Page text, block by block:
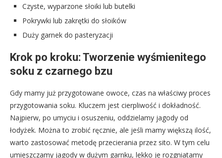
Czyste, wyparzone słoiki lub butelki
Pokrywki lub zakrętki do słoików
Duży garnek do pasteryzacji
Krok po kroku: Tworzenie wyśmienitego
soku z czarnego bzu
Gdy mamy już przygotowane owoce, czas na właściwy proces
przygotowania soku. Kluczem jest cierpliwość i dokładność.
Najpierw, po umyciu i osuszeniu, oddzielamy jagody od
łodyżek. Można to zrobić ręcznie, ale jeśli mamy większą ilość,
warto zastosować metodę przecierania przez sito. W tym celu
umieszczamy jagody w dużym garnku, lekko je rozgniatamy